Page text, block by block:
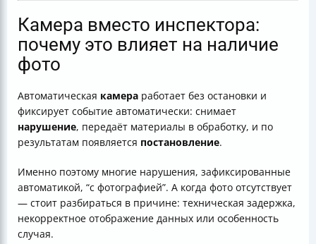
Камера вместо инспектора:
почему это влияет на наличие
фото
Автоматическая камера работает без остановки и
фиксирует событие автоматически: снимает
нарушение, передаёт материалы в обработку, и по
результатам появляется постановление.
Именно поэтому многие нарушения, зафиксированные
автоматикой, “с фотографией”. А когда фото отсутствует
— стоит разбираться в причине: техническая задержка,
некорректное отображение данных или особенность
случая.